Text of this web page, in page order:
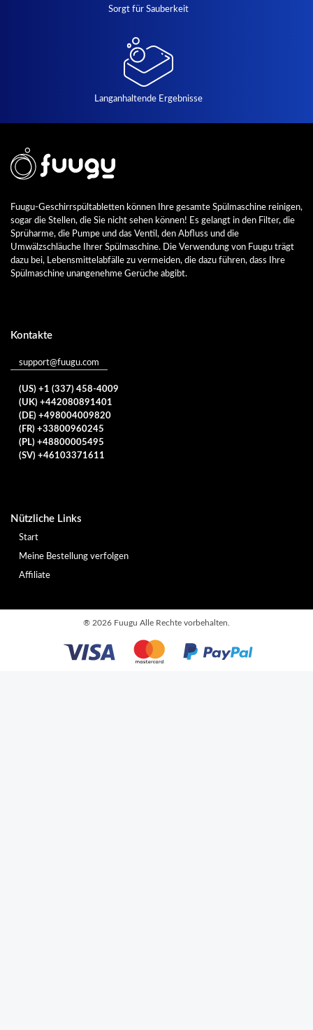
Sorgt für Sauberkeit
Langanhaltende Ergebnisse
Fuugu-Geschirrspültabletten können Ihre gesamte Spülmaschine reinigen,
sogar die Stellen, die Sie nicht sehen können! Es gelangt in den Filter, die
Sprüharme, die Pumpe und das Ventil, den Abfluss und die
Umwälzschläuche Ihrer Spülmaschine. Die Verwendung von Fuugu trägt
dazu bei, Lebensmittelabfälle zu vermeiden, die dazu führen, dass Ihre
Spülmaschine unangenehme Gerüche abgibt.
Kontakte
support@fuugu.com
(US) +1 (337) 458-4009
(UK) +442080891401
(DE) +498004009820
(FR) +33800960245
(PL) +48800005495
(SV) +46103371611
Nützliche Links
Start
Meine Bestellung verfolgen
Affiliate
® 2026 Fuugu Alle Rechte vorbehalten.